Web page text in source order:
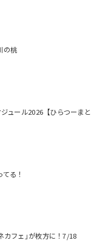
の桃
ュール2026【ひらつーまと
る！
カフェ｣が枚方に！7/18